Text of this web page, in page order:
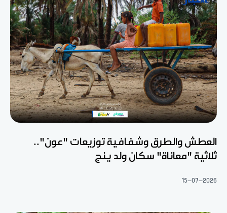
العطش والطرق وشفافية توزيعات "عون"..
ثلاثية "معاناة" سكان ولد ينج
15-07-2026